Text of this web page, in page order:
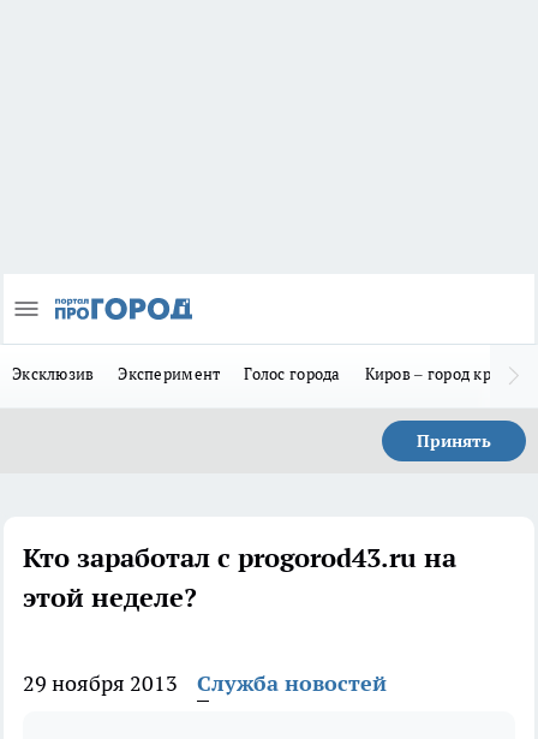
Эксклюзив Эксперимент Голос города Киров – город
Принять
Кто заработал с progorod43.ru на
этой неделе?
29 ноября 2013 Служба новостей